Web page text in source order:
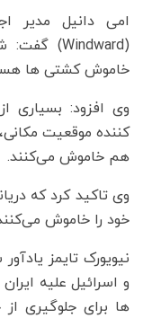
امی دانیل مدیر
خاموش کشتی ها
وی افزود: بسیاری
کننده موقعیت
هم خاموش می‌کنند.
وی تاکید کرد که
خود را خاموش
نیویورک تایمز
ها برای جلوگیری از